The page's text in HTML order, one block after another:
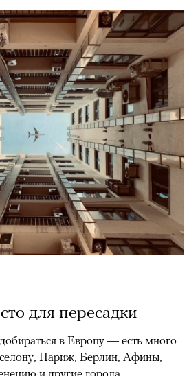
для пересадки
в Европу — есть много
Париж, Берлин, Афины,
и другие города.